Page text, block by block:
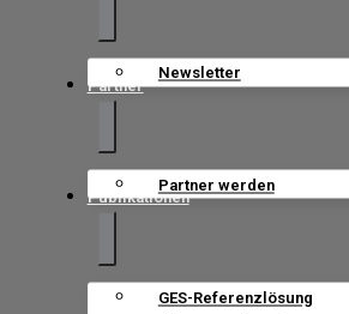
Newsletter
Partner
Partner werden
Publikationen
GES-Referenzlösung